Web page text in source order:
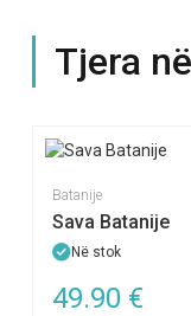
Tjera
Batanije
Sava Batanije
Në stok
49.90 €